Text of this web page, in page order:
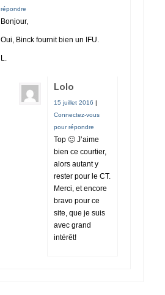
répondre
Bonjour,
Oui, Binck fournit bien un IFU.
L.
Lolo
15 juillet 2016 |
Connectez-vous
pour répondre
Top 🙂 J’aime
bien ce courtier,
alors autant y
rester pour le CT.
Merci, et encore
bravo pour ce
site, que je suis
avec grand
intérêt!